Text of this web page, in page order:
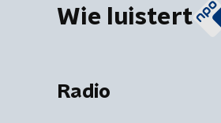
Wie luistert
Radio